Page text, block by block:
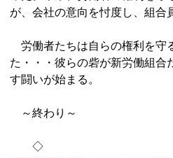
が、会社の意向を忖度し、組合
労働者たちは自らの権利を守
た・・・彼らの砦が新労働組合
す闘いが始まる。
～終わり～
◇